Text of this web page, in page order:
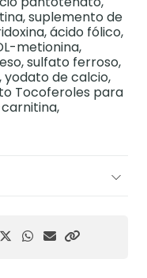
suplemento de
ácido fólico,
metionina,
sulfato ferroso,
yodato de calcio,
Tocoferoles para